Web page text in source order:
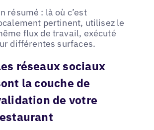
résumé : là où c’est
pertinent, utilisez le
flux de travail, exécuté
différentes surfaces.
réseaux sociaux
la couche de
de votre